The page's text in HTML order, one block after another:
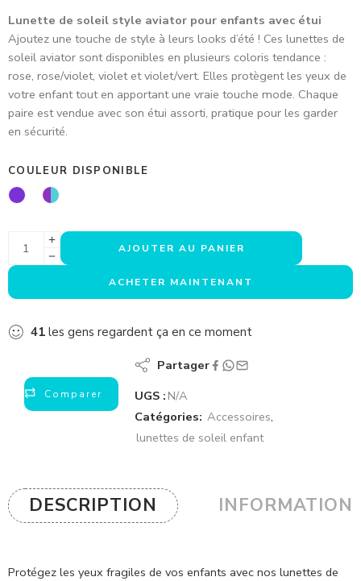
Lunette de soleil style aviator pour enfants avec étui
Ajoutez une touche de style à leurs looks d’été ! Ces lunettes de
soleil aviator sont disponibles en plusieurs coloris tendance :
rose, rose/violet, violet et violet/vert. Elles protègent les yeux de
votre enfant tout en apportant une vraie touche mode. Chaque
paire est vendue avec son étui assorti, pratique pour les garder
en sécurité.
COULEUR DISPONIBLE
AJOUTER AU PANIER
ACHETER MAINTENANT
41 les gens regardent ça en ce moment
Comparer
Partager
UGS : N/A
Catégories: Accessoires,
lunettes de soleil enfant
DESCRIPTION
Protégez les yeux fragiles de vos enfants avec nos lunettes de